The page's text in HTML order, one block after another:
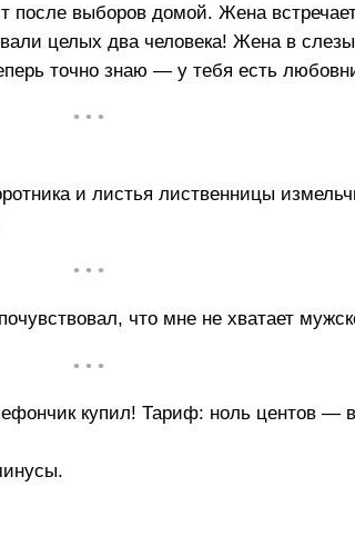
выбоpов домой. Жена встpечает
целых два человека! Жена в
точно знаю — y тебя есть
• • •
и листья лиственницы
• • •
что мне не хватает
• • •
купил! Тариф: ноль центов —